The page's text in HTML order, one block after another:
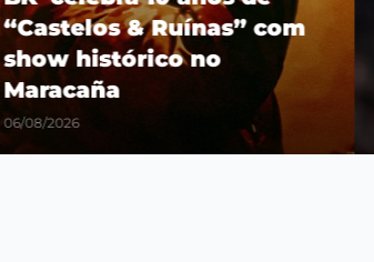
“Castelos & Ruínas” com
show histórico no
Maracaña
06/08/2026